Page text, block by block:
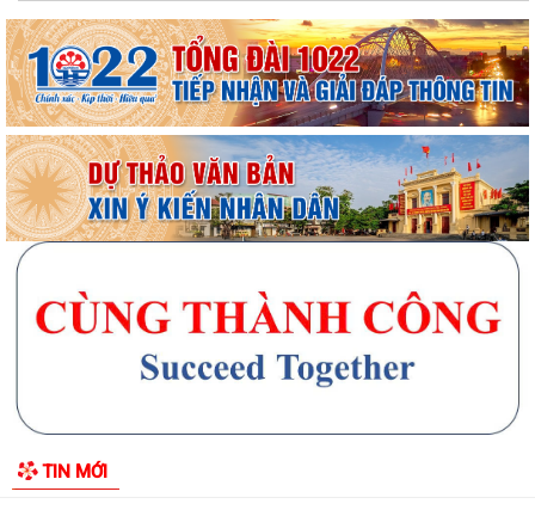
TIN MỚI
Chương trình làm việc tuần 32 của Lãnh đạo UBND phường Phạm Sư
Mạnh
Chương trình làm việc của Thường trực Đảng ủy tuần thứ 32 (từ ngày
03/8 đến 09/8/2026)
Phường Phạm Sư Mạnh tổ chức hội nghị công bố các quyết định chỉ
định ủy viên Ban chấp hành Đảng bộ...
Thành phố Hải Phòng tổ chức hội nghị đánh giá tiến độ khám sức khỏe
tuyến toàn quốc nghiên cứu, học tập,...